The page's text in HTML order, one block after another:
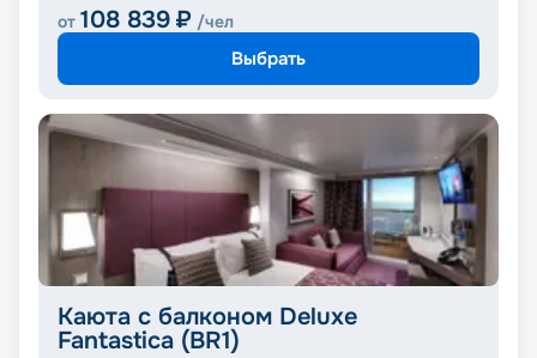
от 108 839 ₽ /чел
Выбрать
Каюта с балконом Deluxe
Fantastica (BR1)